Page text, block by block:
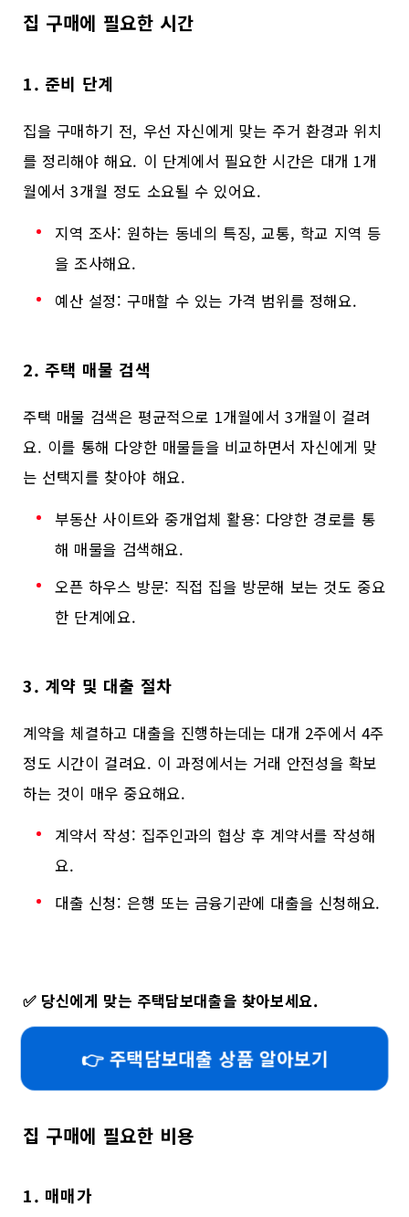
집 구매에 필요한 시간
1. 준비 단계
집을 구매하기 전, 우선 자신에게 맞는 주거 환경과 위치
를 정리해야 해요. 이 단계에서 필요한 시간은 대개 1개
월에서 3개월 정도 소요될 수 있어요.
지역 조사: 원하는 동네의 특징, 교통, 학교 지역 등
을 조사해요.
예산 설정: 구매할 수 있는 가격 범위를 정해요.
2. 주택 매물 검색
주택 매물 검색은 평균적으로 1개월에서 3개월이 걸려
요. 이를 통해 다양한 매물들을 비교하면서 자신에게 맞
는 선택지를 찾아야 해요.
부동산 사이트와 중개업체 활용: 다양한 경로를 통
해 매물을 검색해요.
오픈 하우스 방문: 직접 집을 방문해 보는 것도 중요
한 단계에요.
3. 계약 및 대출 절차
계약을 체결하고 대출을 진행하는데는 대개 2주에서 4주
정도 시간이 걸려요. 이 과정에서는 거래 안전성을 확보
하는 것이 매우 중요해요.
계약서 작성: 집주인과의 협상 후 계약서를 작성해
요.
대출 신청: 은행 또는 금융기관에 대출을 신청해요.
✅ 당신에게 맞는 주택담보대출을 찾아보세요.
👉 주택담보대출 상품 알아보기
집 구매에 필요한 비용
1. 매매가